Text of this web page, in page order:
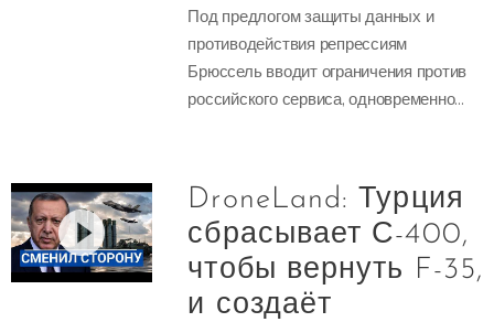
Под предлогом защиты данных и
противодействия репрессиям
Брюссель вводит ограничения против
российского сервиса, одновременно...
DroneLand: Турция
сбрасывает С-400,
чтобы вернуть F-35,
и создаёт